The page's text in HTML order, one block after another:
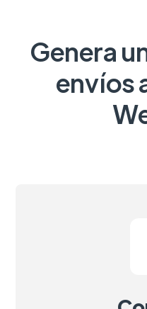
Genera
envíos